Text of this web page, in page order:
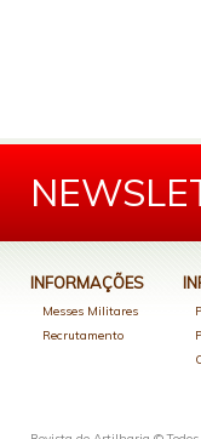
INFORMAÇÕES
Messes Militares
Recrutamento